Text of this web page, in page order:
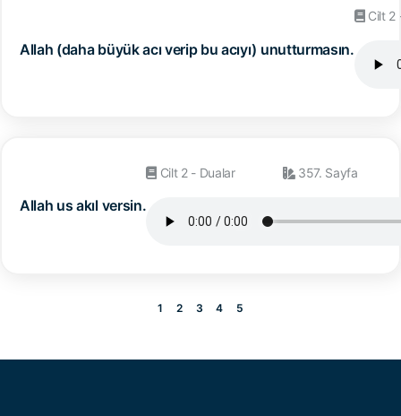
Allah (daha büyük acı verip bu acıyı) unutturmasın.
Cilt 2
Allah us akıl versin.
Cilt 2 - Dualar 357. Sayfa
1 2 3 4 5